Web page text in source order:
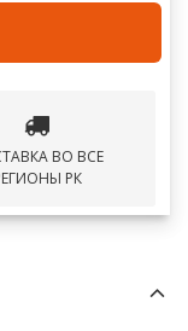
ВО ВСЕ
РК